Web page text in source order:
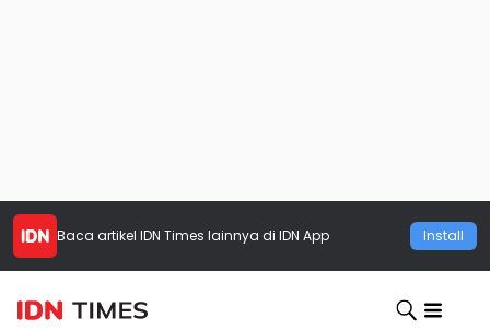
Baca artikel IDN Times lainnya di IDN App Install